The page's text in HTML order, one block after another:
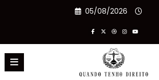
05/08/2026